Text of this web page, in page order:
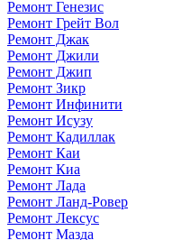
Ремонт Генезис
Ремонт Грейт Вол
Ремонт Джак
Ремонт Джили
Ремонт Джип
Ремонт Зикр
Ремонт Инфинити
Ремонт Исузу
Ремонт Кадиллак
Ремонт Каи
Ремонт Киа
Ремонт Лада
Ремонт Ланд-Ровер
Ремонт Лексус
Ремонт Мазда